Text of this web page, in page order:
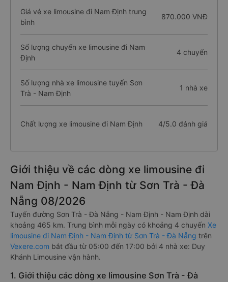
Giá vé xe limousine đi Nam Định trung
bình
870.000 VNĐ
Số lượng chuyến xe limousine đi Nam
Định
4 chuyến
Số lượng nhà xe limousine tuyến Sơn
Trà - Nam Định
1 nhà xe
Chất lượng xe limousine đi Nam Định 4/5.0 đánh giá
Giới thiệu về các dòng xe limousine đi
Nam Định - Nam Định từ Sơn Trà - Đà
Nẵng 08/2026
Tuyến đường Sơn Trà - Đà Nẵng - Nam Định - Nam Định dài
khoảng 465 km. Trung bình mỗi ngày có khoảng 4 chuyến Xe
limousine đi Nam Định - Nam Định từ Sơn Trà - Đà Nẵng trên
Vexere.com bắt đầu từ 05:00 đến 17:00 bởi 4 nhà xe: Duy
Khánh Limousine vận hành.
1. Giới thiệu các dòng xe limousine Sơn Trà - Đà